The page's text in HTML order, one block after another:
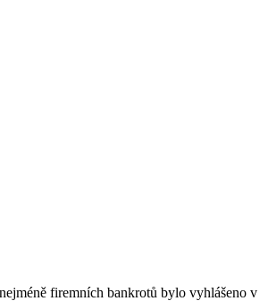
firemních bankrotů bylo vyhlášeno v